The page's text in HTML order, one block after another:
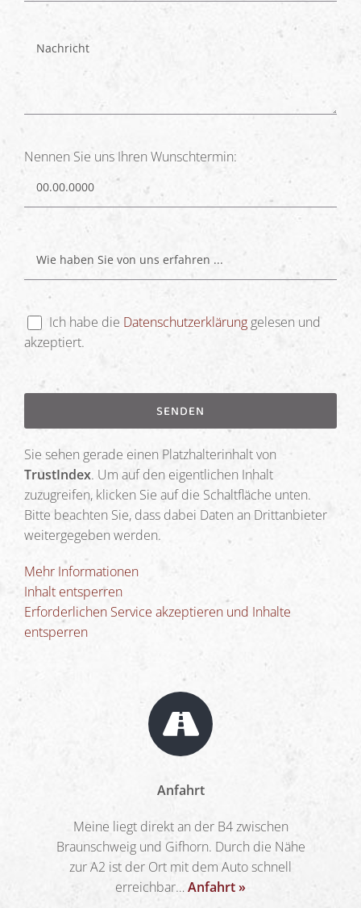
Nennen Sie uns Ihren Wunschtermin:
Ich habe die Datenschutzerklärung gelesen und
akzeptiert.
Bitte lasse dieses Feld leer.
Bitte lasse dieses Feld leer.
Bitte lasse dieses Feld leer.
Sie sehen gerade einen Platzhalterinhalt von
TrustIndex. Um auf den eigentlichen Inhalt
zuzugreifen, klicken Sie auf die Schaltfläche unten.
Bitte beachten Sie, dass dabei Daten an Drittanbieter
weitergegeben werden.
Mehr Informationen
Inhalt entsperren
Erforderlichen Service akzeptieren und Inhalte
entsperren
Anfahrt
Meine liegt direkt an der B4 zwischen
Braunschweig und Gifhorn. Durch die Nähe
zur A2 ist der Ort mit dem Auto schnell
erreichbar… Anfahrt »